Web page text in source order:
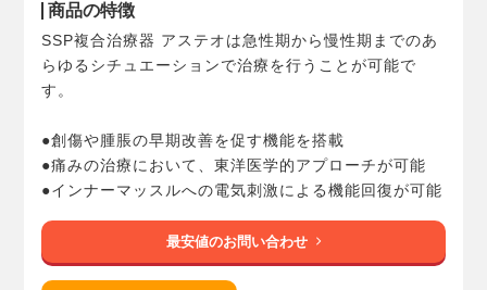
商品の特徴
SSP複合治療器 アステオは急性期から慢性期までのあ
らゆるシチュエーションで治療を行うことが可能で
す。
●創傷や腫脹の早期改善を促す機能を搭載
●痛みの治療において、東洋医学的アプローチが可能
●インナーマッスルへの電気刺激による機能回復が可能
最安値のお問い合わせ